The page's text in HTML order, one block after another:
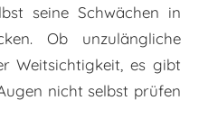
seine Schwächen in
Ob unzulängliche
Weitsichtigkeit, es gibt
nicht selbst prüfen